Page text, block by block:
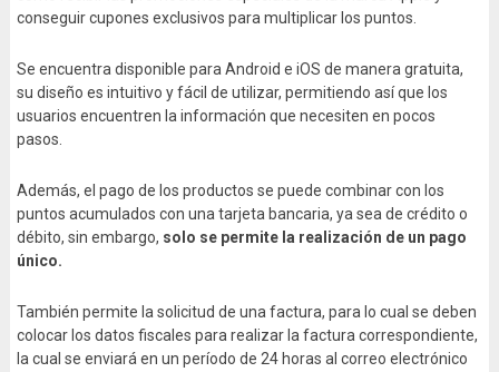
conseguir cupones exclusivos para multiplicar los puntos.
Se encuentra disponible para Android e iOS de manera gratuita,
su diseño es intuitivo y fácil de utilizar, permitiendo así que los
usuarios encuentren la información que necesiten en pocos
pasos.
Además, el pago de los productos se puede combinar con los
puntos acumulados con una tarjeta bancaria, ya sea de crédito o
débito, sin embargo, solo se permite la realización de un pago
único.
También permite la solicitud de una factura, para lo cual se deben
colocar los datos fiscales para realizar la factura correspondiente,
la cual se enviará en un período de 24 horas al correo electrónico